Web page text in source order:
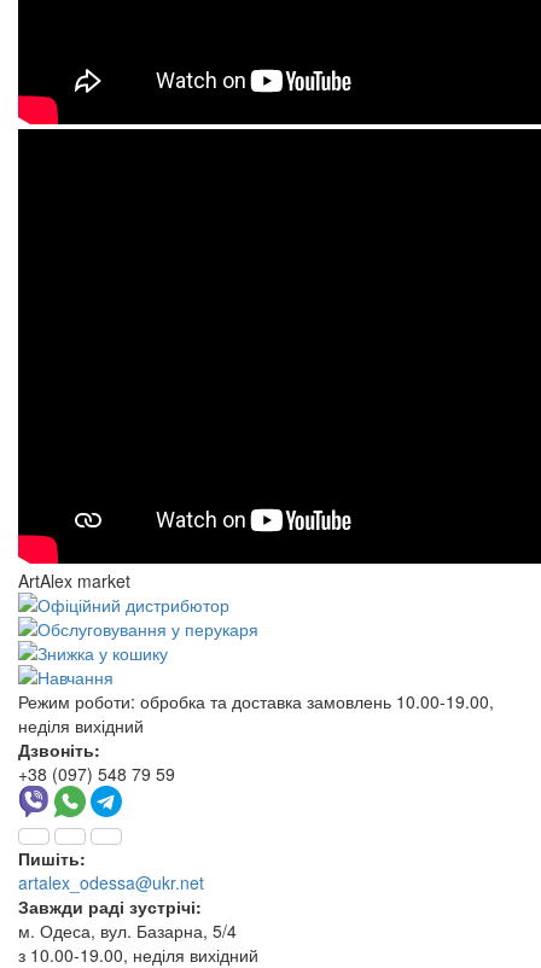
ArtAlex market
Режим роботи: обробка та доставка замовлень 10.00-19.00,
неділя вихідний
Дзвоніть:
+38 (097) 548 79 59
Пишіть:
artalex_odessa@ukr.net
Завжди раді зустрічі:
м. Одеса, вул. Базарна, 5/4
з 10.00-19.00, неділя вихідний